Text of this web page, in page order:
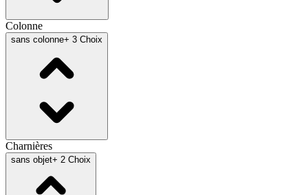
Colonne
sans colonne+ 3 Choix
Charnières
sans objet+ 2 Choix